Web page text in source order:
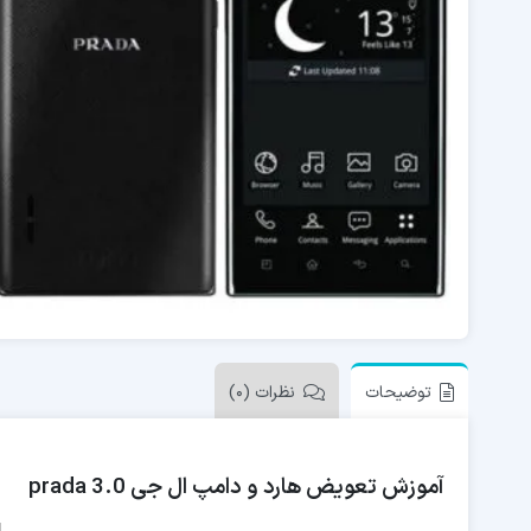
توضیحات نظرات (0)
آموزش تعویض هارد و دامپ ال جی prada 3.0